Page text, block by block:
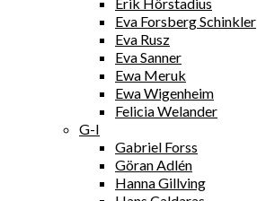
Eva Forsberg Schinkler
Eva Rusz
Eva Sanner
Ewa Meruk
Ewa Wigenheim
Felicia Welander
G-I
Gabriel Forss
Göran Adlén
Hanna Gillving